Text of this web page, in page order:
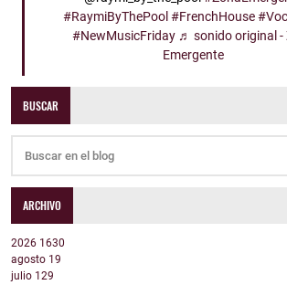
#RaymiByThePool #FrenchHouse
#NewMusicFriday ♬ sonido original -
Emergente
BUSCAR
ARCHIVO
2026 1630
agosto 19
julio 129